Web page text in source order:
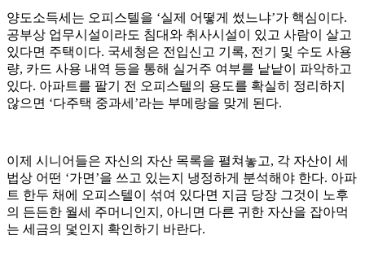
양도소득세는 오피스텔을 ‘실제 어떻게 썼느냐’가 핵심이다.
공부상 업무시설이라도 침대와 취사시설이 있고 사람이 살고
있다면 주택이다. 국세청은 전입신고 기록, 전기 및 수도 사용
량, 카드 사용 내역 등을 통해 실거주 여부를 낱낱이 파악하고
있다. 아파트를 팔기 전 오피스텔의 용도를 확실히 정리하지
않으면 ‘다주택 중과세’라는 부메랑을 맞게 된다.
이제 시니어들은 자신의 자산 목록을 펼쳐놓고, 각 자산이 세
법상 어떤 ‘가면’을 쓰고 있는지 냉정하게 분석해야 한다. 아파
트 한두 채에 오피스텔이 섞여 있다면 지금 당장 그것이 노후
의 든든한 월세 주머니인지, 아니면 다른 귀한 자산을 잡아먹
는 세금의 덫인지 확인하기 바란다.